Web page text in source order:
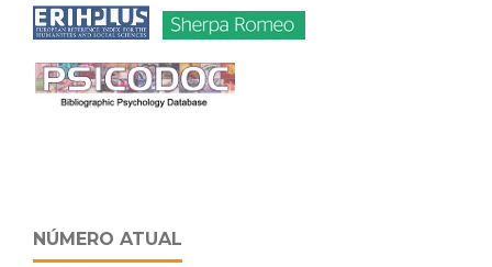
NÚMERO ATUAL